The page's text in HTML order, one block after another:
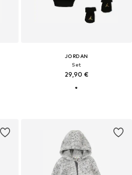
JORDAN
Set
29,90 €